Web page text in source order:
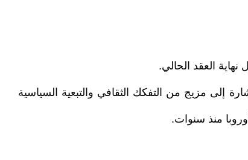
العقد الحالي.
إلى مزيج من التفكك الثقافي والتبعية السياسية
منذ سنوات.